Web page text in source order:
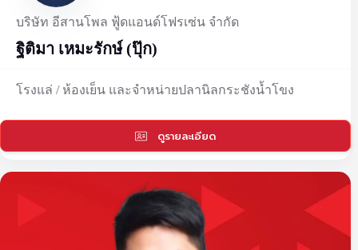
บริษัท อีสานโพล ฟู้ดแอนด์โฟรเซ่น จำกัด
ฐิติมา เหมะรักษ์ (ปุ๊ก)
โรงแล่ / ห้องเย็น และจำหน่ายปลานิลกระชังน้ำโขง
ดูรายละเอียด